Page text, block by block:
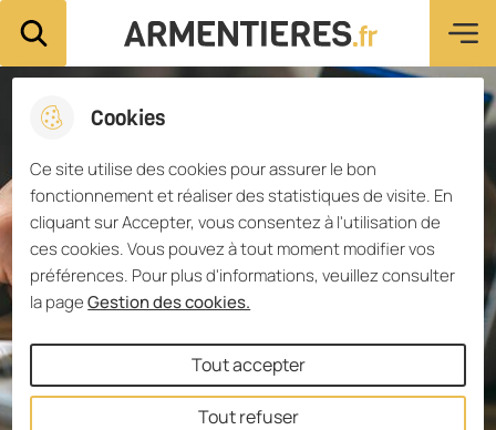
Cookies
Ce site utilise des cookies pour assurer le bon
fonctionnement et réaliser des statistiques de visite. En
cliquant sur Accepter, vous consentez à l'utilisation de
ces cookies. Vous pouvez à tout moment modifier vos
préférences. Pour plus d'informations, veuillez consulter
la pageGestion des cookies.
Tout accepter
Tout refuser
menu
Aller à la
recherche
Aller au
contenu
principal
Consulter
site
Rechercher sur le site
Ville d'Armentières